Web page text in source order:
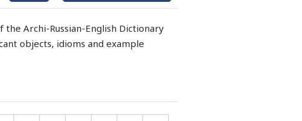
Archi-Russian-English Dictionary
objects, idioms and example